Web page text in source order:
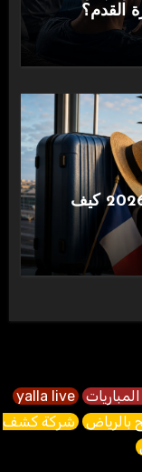
القدم؟
دليل أكواد المطارات في فرنسا 2026 كيف
yalla live
شركة كشف